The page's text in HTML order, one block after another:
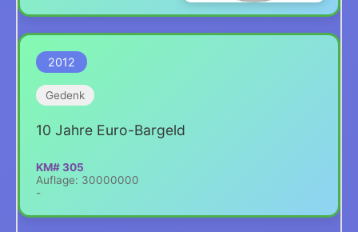
2012
Gedenk
10 Jahre Euro-Bargeld
KM# 305
Auflage: 30000000
-